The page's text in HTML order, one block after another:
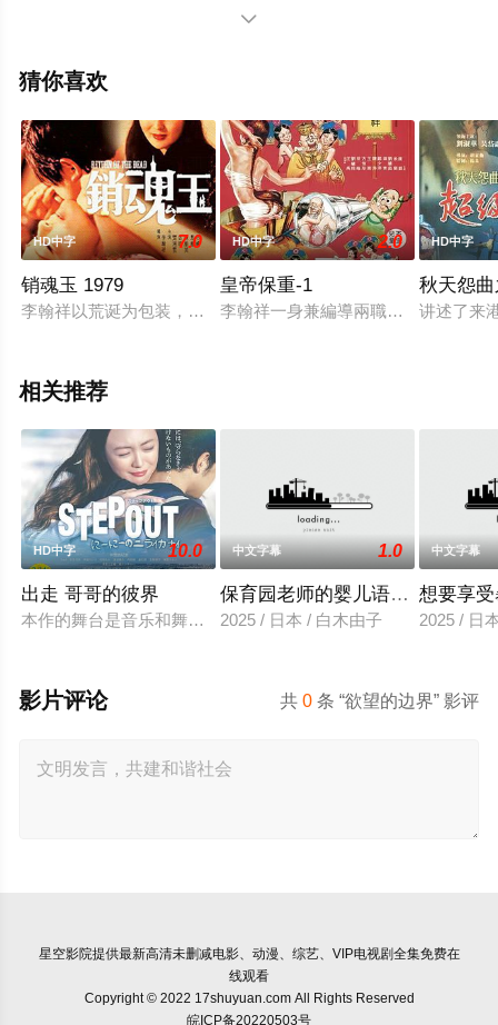
减完整版电影大全就上星空电影网，更多相关信息可移步

猜你喜欢
HD中字 7.0
销魂玉 1979
李翰祥以荒诞为包装，透过三个青山精神病院病人讲述的奇异
HD中字 2.0
皇帝保重-1
李翰祥一身兼編導兩職所炮製的《皇
HD中字
秋天怨
讲述了来
相关推荐
HD中字 10.0
出走 哥哥的彼界
本作的舞台是音乐和舞蹈融入生活的冲绳。与母亲朱音、妹妹
中文字幕 1.0
保育园老师的婴儿语让人超兴奋
2025 / 日本 / 白木由子
中文字幕
想要享
2025 / 日
共0 条 “欲望的边界” 影评
影片评论
星空影院提供最新高清未删减电影、动漫、综艺、VIP电视剧全集免费在
线观看
Copyright © 2022 17shuyuan.com All Rights Reserved
皖ICP备20220503号